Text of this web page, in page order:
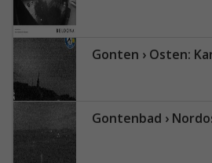
Gonten › Osten: Kanton
Gontenbad › Nordosten: